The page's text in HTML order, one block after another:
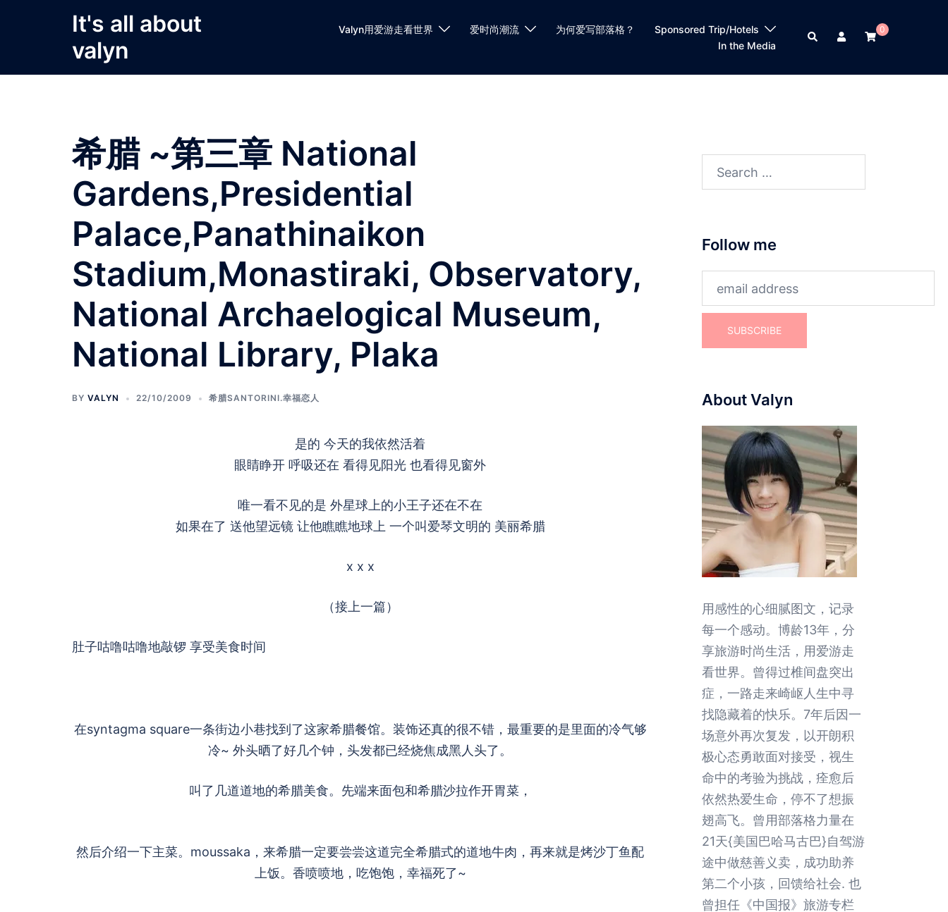
It's all about
valyn
Valyn用爱游走看世界 爱时尚潮流 为何爱写部落格？
Sponsored Trip/Hotels
In the Media
Search
0
希腊 ~第三章 National
Gardens,Presidential
Palace,Panathinaikon
Stadium,Monastiraki, Observatory,
National Archaelogical Museum,
National Library, Plaka
BY VALYN 22/10/2009 希腊SANTORINI.幸福恋人
是的 今天的我依然活着
眼睛睁开 呼吸还在 看得见阳光 也看得见窗外
唯一看不见的是 外星球上的小王子还在不在
如果在了 送他望远镜 让他瞧瞧地球上 一个叫爱琴文明的 美丽希腊
x x x
（接上一篇）
肚子咕噜咕噜地敲锣 享受美食时间
在syntagma square一条街边小巷找到了这家希腊餐馆。装饰还真的很不错，最重要的是里面的冷气够
冷~ 外头晒了好几个钟，头发都已经烧焦成黑人头了。
叫了几道道地的希腊美食。先端来面包和希腊沙拉作开胃菜，
然后介绍一下主菜。moussaka，来希腊一定要尝尝这道完全希腊式的道地牛肉，再来就是烤沙丁鱼配
上饭。香喷喷地，吃饱饱，幸福死了~
Search
Follow me
About Valyn
用感性的心细腻图文，记录
每一个感动。博龄13年，分
享旅游时尚生活，用爱游走
看世界。曾得过椎间盘突出
症，一路走来崎岖人生中寻
找隐藏着的快乐。7年后因一
场意外再次复发，以开朗积
极心态勇敢面对接受，视生
命中的考验为挑战，痊愈后
依然热爱生命，停不了想振
翅高飞。曾用部落格力量在
21天{美国巴哈马古巴}自驾游
途中做慈善义卖，成功助养
第二个小孩，回馈给社会. 也
曾担任《中国报》旅游专栏